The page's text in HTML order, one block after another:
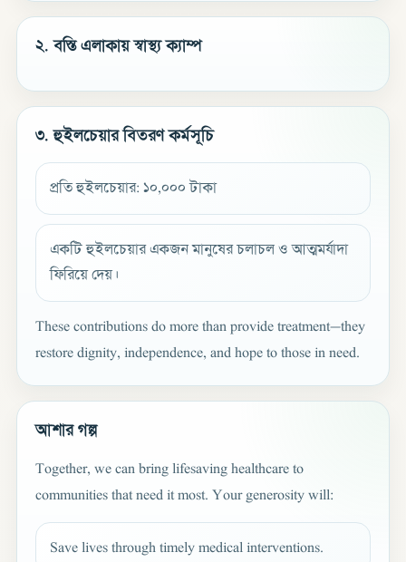
২. বস্তি এলাকায় স্বাস্থ্য ক্যাম্প
৩. হুইলচেয়ার বিতরণ কর্মসূচি
প্রতি হুইলচেয়ার: ১০,০০০ টাকা
একটি হুইলচেয়ার একজন মানুষের চলাচল ও আত্মমর্যাদা
ফিরিয়ে দেয়।
These contributions do more than provide treatment—they
restore dignity, independence, and hope to those in need.
আশার গল্প
Together, we can bring lifesaving healthcare to
communities that need it most. Your generosity will:
Save lives through timely medical interventions.